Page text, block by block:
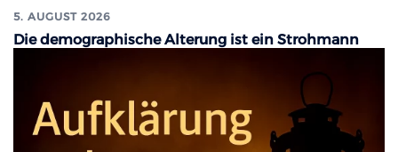
5. AUGUST 2026
Die demographische Alterung ist ein Strohmann